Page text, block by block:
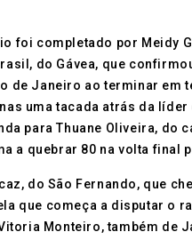
foi completado por Meidy
do Gávea, que
de Janeiro ao terminar em
uma tacada atrás da
para Thuane Oliveira, do
a quebrar 80 na volta final
do São Fernando, que
que começa a disputar o
Monteiro, também de